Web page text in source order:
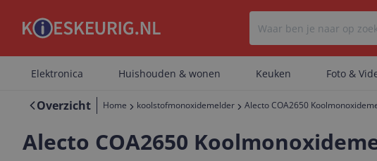
Elektronica Huishouden & wonen Keuken Foto &
Overzicht Home koolstofmonoxidemelder Alecto COA2650
Alecto COA2650